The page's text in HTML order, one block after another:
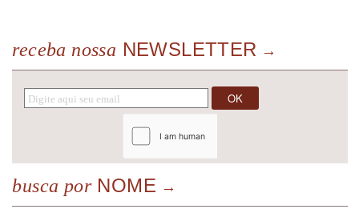
receba nossa NEWSLETTER
busca porNOME